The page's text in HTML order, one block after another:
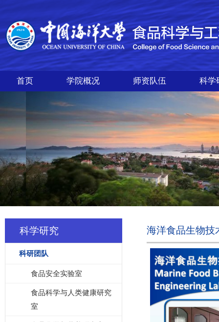
首页 学院概况 师资队伍 科学
科学研究
科研团队
食品安全实验室
食品科学与人类健康研究
室
海洋食品生物技